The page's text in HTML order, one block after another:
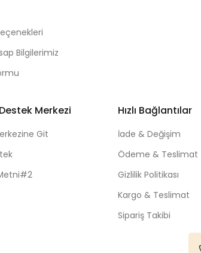
Bilgilerimiz
Merkezi
Git
Hızlı Bağlantılar
İade & Değişim
Ödeme & Teslimat
Gizlilik Politikası
Kargo & Teslimat
Sipariş Takibi